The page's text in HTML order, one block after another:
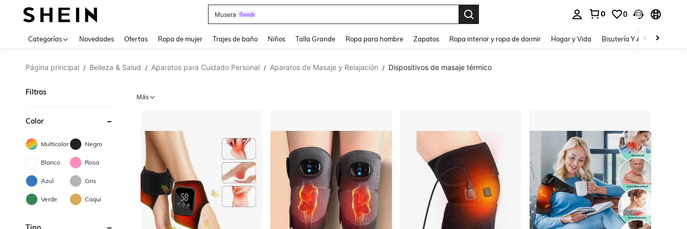
Musera 0 0
Categorías Novedades Ofertas Ropa de mujer Trajes de baño Niños Talla Grande Ropa para hombre Zapatos Ropa interior y ropa de dormir Hogar y Vida Bisutería Y Accesorios
Página principal / Belleza & Salud / Aparatos para Cuidado Personal / Aparatos de Masaje y Relajación / Dispositivos de masaje térmico
Filtros
Color
Multicolor Negro
Blanco Rosa
Azul Gris
Verde Caqui
Más